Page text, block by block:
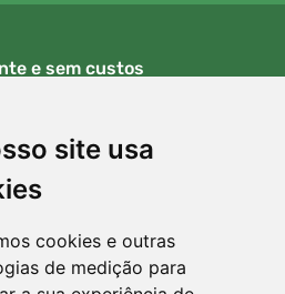
site usa
cookies e outras
de medição para
e sem custos
superiores a 80 EUR
gratuitas
a sua encomenda em qualquer
dias
plantamos uma árvore! Leia mais